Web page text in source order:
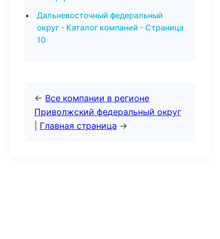
Дальневосточный федеральный
округ - Каталог компаний - Страница
10
← Все компании в регионе
Приволжский федеральный округ
Главная страница →